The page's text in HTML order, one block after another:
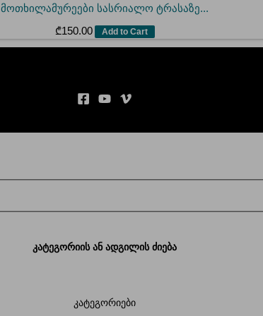
მოთხილამურეები სასრიალო ტრასაზე...
₾150.00 Add to Cart
კატეგორიის ან ადგილის ძიება
კატეგორიები